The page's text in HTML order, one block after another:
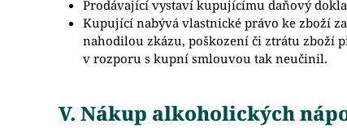
Prodávající vystaví kupujícímu daňový
Kupující nabývá vlastnické právo ke zboží
nahodilou zkázu, poškození či ztrátu zboží
v rozporu s kupní smlouvou tak neučinil.
V. Nákup alkoholických